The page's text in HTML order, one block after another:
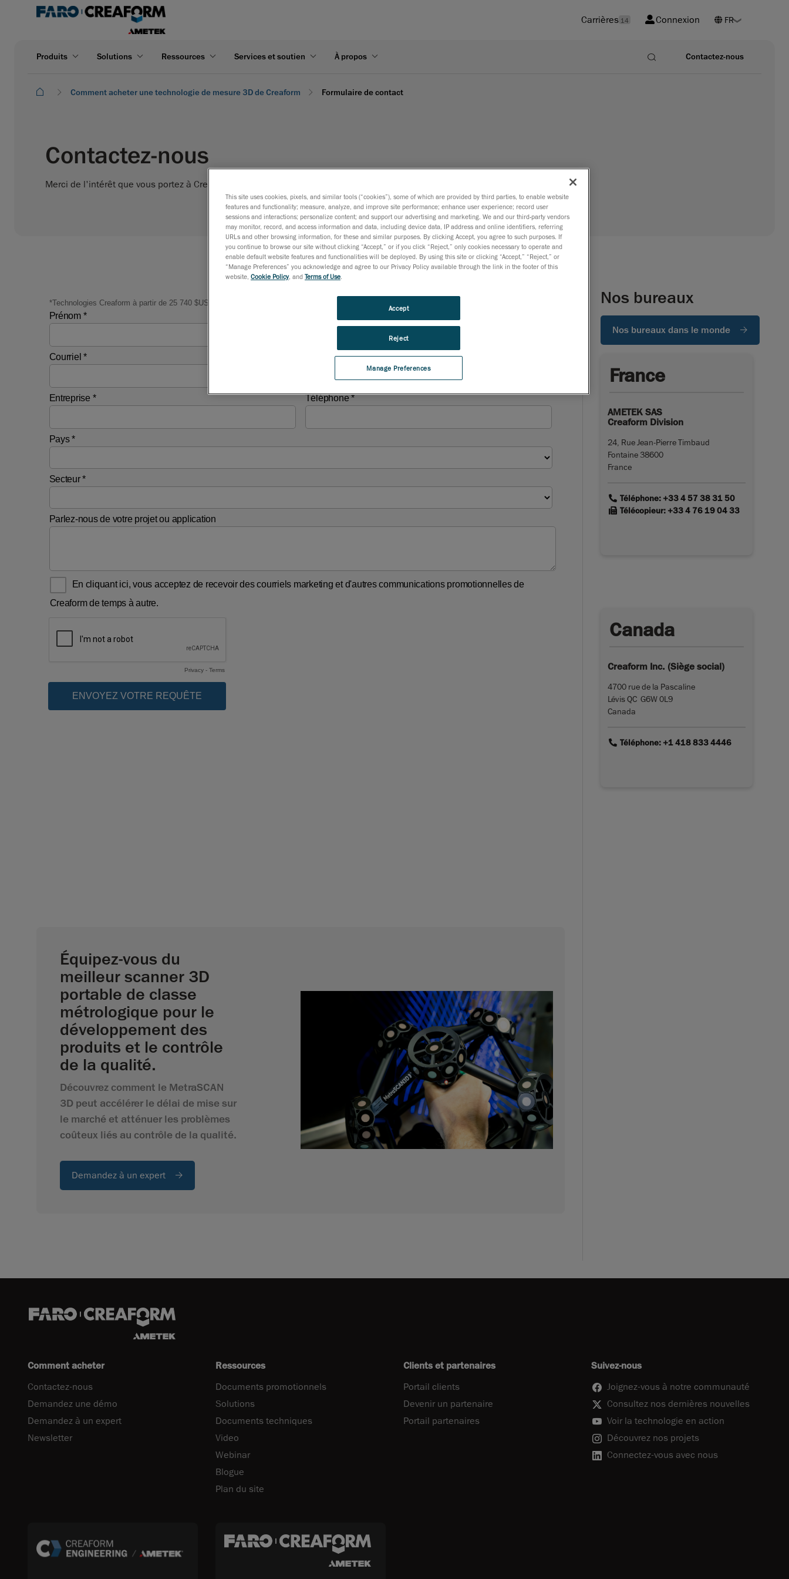
Carrières 14 Connexion
Produits Solutions Ressources Services et soutien À propos Contactez-nous
Comment acheter une technologie de mesure 3D de Creaform Formulaire de contact
Contactez-nous
Merci de l'intérêt que vous portez à Creaform! Veuillez remplir le formulaire ci-dessous.
Équipez-vous du
meilleur scanner 3D
portable de classe
métrologique pour le
développement des
produits et le contrôle
de la qualité.
Découvrez comment le MetraSCAN
3D peut accélérer le délai de mise sur
le marché et atténuer les problèmes
coûteux liés au contrôle de la qualité.
Demandez à un expert
Nos bureaux
Nos bureaux dans le monde
France
AMETEK SAS
Creaform Division
24, Rue Jean-Pierre Timbaud
Fontaine 38600
France
linkTéléphone: +33 4 57 38 31 50
linkTélécopieur: +33 4 76 19 04 33
Canada
Creaform Inc. (Siège social)
4700 rue de la Pascaline
Lévis QC G6W 0L9
Canada
linkTéléphone: +1 418 833 4446
Comment acheter
Contactez-nous
Demandez une démo
Demandez à un expert
Newsletter
Ressources
Documents promotionnels
Solutions
Documents techniques
Video
Webinar
Blogue
Plan du site
Clients et partenaires
Portail clients
Devenir un partenaire
Portail partenaires
Suivez-nous
Joignez-vous à notre communauté
Consultez nos dernières nouvelles
Voir la technologie en action
Découvrez nos projets
Connectez-vous avec nous
This site uses cookies, pixels, and similar tools (“cookies”), some of which are provided by third parties, to enable website
features and functionality; measure, analyze, and improve site performance; enhance user experience; record user
sessions and interactions; personalize content; and support our advertising and marketing. We and our third-party vendors
may monitor, record, and access information and data, including device data, IP address and online identifiers, referring
URLs and other browsing information, for these and similar purposes. By clicking Accept, you agree to such purposes. If
you continue to browse our site without clicking “Accept,” or if you click “Reject,” only cookies necessary to operate and
enable default website features and functionalities will be deployed. By using this site or clicking “Accept,” “Reject,” or
“Manage Preferences” you acknowledge and agree to our Privacy Policy available through the link in the footer of this
website, Cookie Policy, and Terms of Use
Manage Preferences
Reject
Accept